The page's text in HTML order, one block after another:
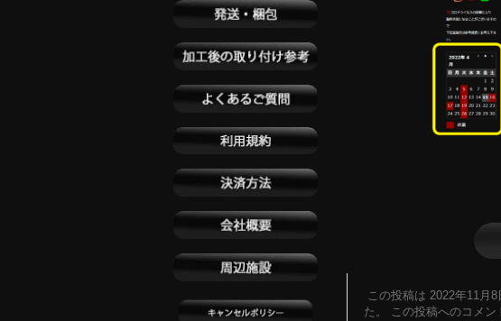
この投稿は 2022年11月
た。 この投稿へのコメン